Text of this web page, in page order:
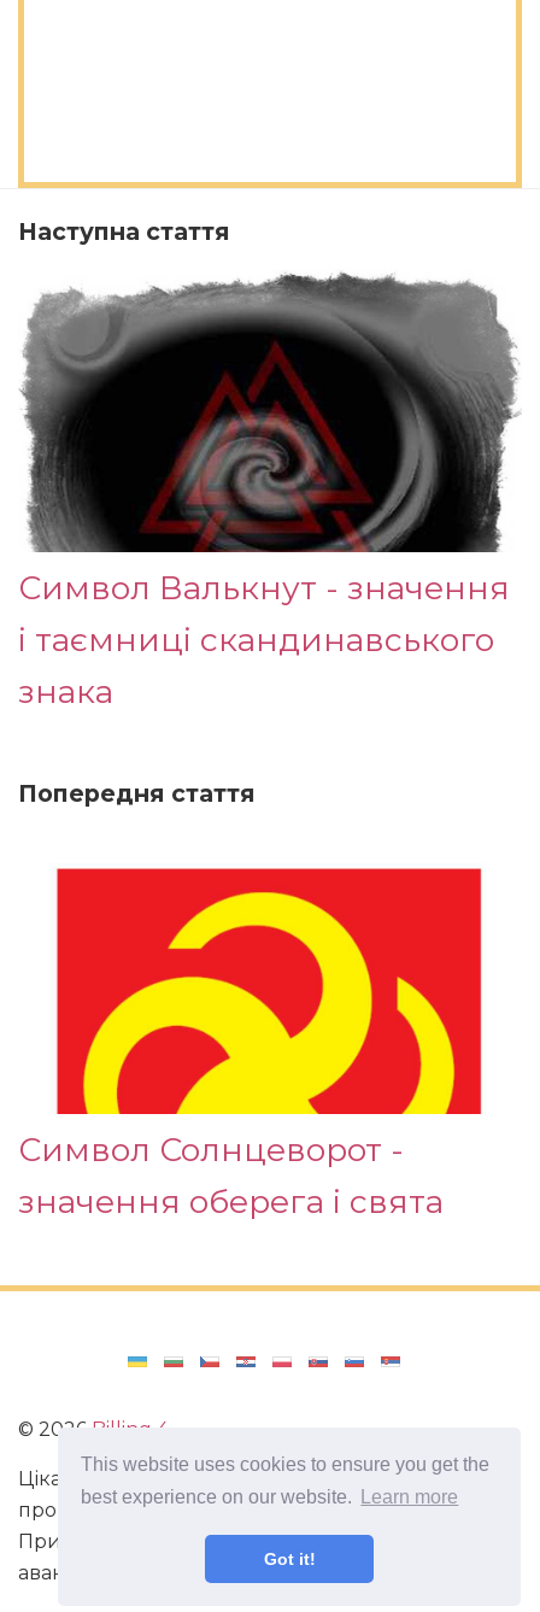
This website uses cookies to ensure you get the
best experience on our website.
Learn more
Got it!
Наступна стаття
Символ Валькнут - значення
і таємниці скандинавського
знака
Попередня стаття
Символ Солнцеворот -
значення оберега і свята
© 2026 Billing 4
Цікаві та захоплюючі факти з усього світу. Статті
про виживання в непередбачених ситуаціях.
Пригоди, маршрути і спосіб життя сучасного
авантюриста. Все про мистецтво магії.